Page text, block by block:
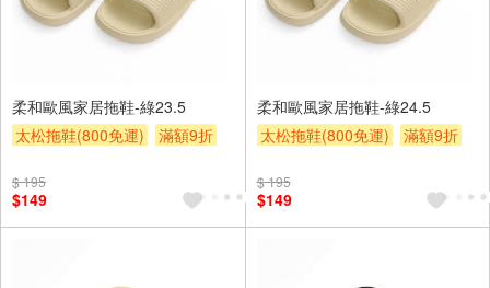
柔和歐風家居拖鞋-綠23.5
太松拖鞋(800免運)
滿額9折
$ 195
$149
柔和歐風家居拖鞋-綠24.5
太松拖鞋(800免運)
滿額9折
$ 195
$149